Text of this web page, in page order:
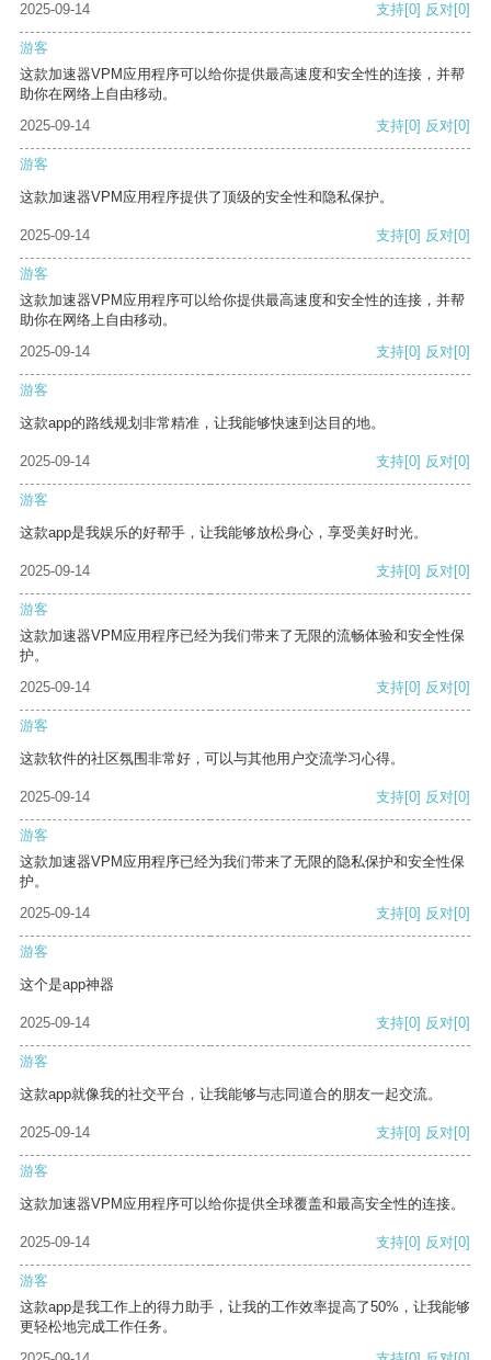
2025-09-14
支持[0] 反对[0]
游客
这款加速器VPM应用程序可以给你提供最高速度和安全性的连接，并帮
助你在网络上自由移动。
2025-09-14
支持[0] 反对[0]
游客
这款加速器VPM应用程序提供了顶级的安全性和隐私保护。
2025-09-14 支持[0] 反对[0]
游客
这款加速器VPM应用程序可以给你提供最高速度和安全性的连接，并帮
助你在网络上自由移动。
2025-09-14
支持[0] 反对[0]
游客
这款app的路线规划非常精准，让我能够快速到达目的地。
2025-09-14 支持[0] 反对[0]
游客
这款app是我娱乐的好帮手，让我能够放松身心，享受美好时光。
2025-09-14 支持[0] 反对[0]
游客
这款加速器VPM应用程序已经为我们带来了无限的流畅体验和安全性保
护。
2025-09-14
支持[0] 反对[0]
游客
这款软件的社区氛围非常好，可以与其他用户交流学习心得。
2025-09-14 支持[0] 反对[0]
游客
这款加速器VPM应用程序已经为我们带来了无限的隐私保护和安全性保
护。
2025-09-14
支持[0] 反对[0]
游客
这个是app神器
2025-09-14 支持[0] 反对[0]
游客
这款app就像我的社交平台，让我能够与志同道合的朋友一起交流。
2025-09-14 支持[0] 反对[0]
游客
这款加速器VPM应用程序可以给你提供全球覆盖和最高安全性的连接。
2025-09-14 支持[0] 反对[0]
游客
这款app是我工作上的得力助手，让我的工作效率提高了50%，让我能够
更轻松地完成工作任务。